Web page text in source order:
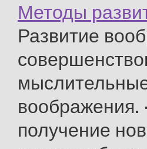
Методы
Развитие
воображения.
получение